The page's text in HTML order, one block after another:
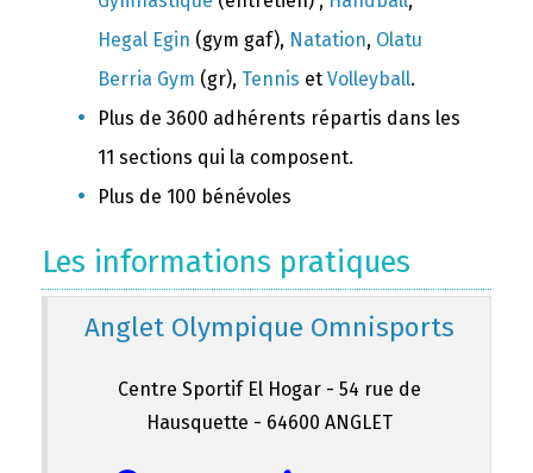
Hegal Egin (gym gaf), Natation, Olatu
Berria Gym (gr), Tennis et Volleyball.
Plus de 3600 adhérents répartis dans les
11 sections qui la composent.
Plus de 100 bénévoles
Les informations pratiques
Anglet Olympique Omnisports
Centre Sportif El Hogar - 54 rue de
Hausquette - 64600 ANGLET